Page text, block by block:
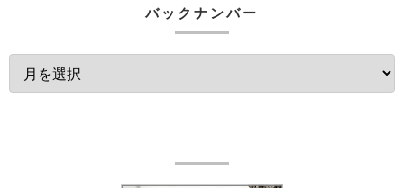
バックナンバー